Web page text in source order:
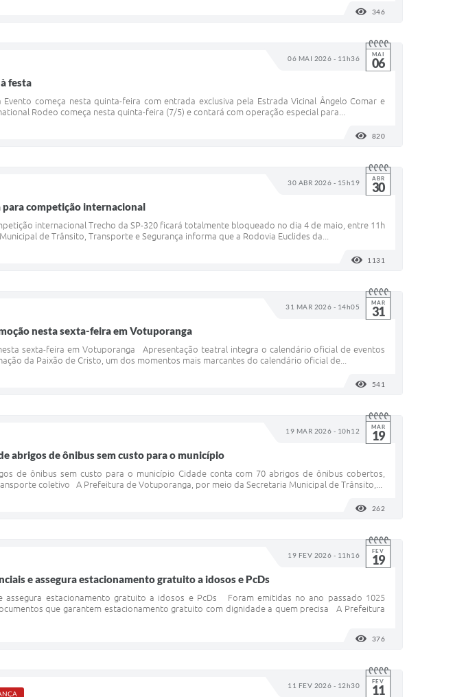
346
06 MAI 2026 - 11h36 MAI
06
festa
começa nesta quinta-feira com entrada exclusiva pela Estrada Vicinal Ângelo Comar e
Rodeo começa nesta quinta-feira (7/5) e contará com operação especial para...
820
30 ABR 2026 - 15h19 ABR
30
competição internacional
internacional Trecho da SP-320 ficará totalmente bloqueado no dia 4 de maio, entre 11h
de Trânsito, Transporte e Segurança informa que a Rodovia Euclides da...
1131
31 MAR 2026 - 14h05 MAR
31
nesta sexta-feira em Votuporanga
sexta-feira em Votuporanga Apresentação teatral integra o calendário oficial de eventos
da Paixão de Cristo, um dos momentos mais marcantes do calendário oficial de...
541
19 MAR 2026 - 10h12 MAR
19
abrigos de ônibus sem custo para o município
de ônibus sem custo para o município Cidade conta com 70 abrigos de ônibus cobertos,
coletivo A Prefeitura de Votuporanga, por meio da Secretaria Municipal de Trânsito,...
262
19 FEV 2026 - 11h16 FEV
19
e assegura estacionamento gratuito a idosos e PcDs
assegura estacionamento gratuito a idosos e PcDs Foram emitidas no ano passado 1025
que garantem estacionamento gratuito com dignidade a quem precisa A Prefeitura
376
11 FEV 2026 - 12h30 FEV
11